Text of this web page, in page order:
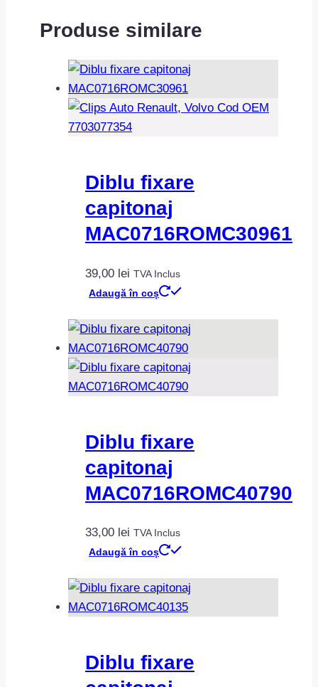
Produse similare
Diblu fixare
capitonaj
MAC0716ROMC30961
39,00 lei TVA Inclus
Adaugă în coș
Diblu fixare
capitonaj
MAC0716ROMC40790
33,00 lei TVA Inclus
Adaugă în coș
Diblu fixare